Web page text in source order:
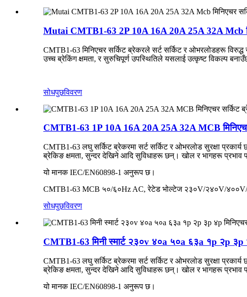
Mutai CMTB1-63 2P 10A 16A 20A 25A 32A Mcb
CMTB1-63 मिनिएचर सर्किट ब्रेकरले सर्ट सर्किट र ओभरलोडहरू विरुद्ध
उच्च ब्रेकिंग क्षमता, र सुरुचिपूर्ण उपस्थितिले यसलाई उत्कृष्ट विकल्प
सोधपुछविवरण
CMTB1-63 1P 10A 16A 20A 25A 32A MCB
CMTB1-63 लघु सर्किट ब्रेकरमा सर्ट सर्किट र ओभरलोड सुरक्षा प्रकार्य
ब्रेकिङ क्षमता, सुन्दर देखिने आदि सुविधाहरू छन्। खोल र भागहरू प्रभाव
यो मानक IEC/EN60898-1 अनुरूप छ।
CMTB1-63 MCB ५०/६०Hz AC, रेटेड भोल्टेज २३०V/२४०V/४००V/
सोधपुछविवरण
CMTB1-63 मिनी स्मार्ट २३०v ४०a ५०a ६३a १p २p ३p
CMTB1-63 लघु सर्किट ब्रेकरमा सर्ट सर्किट र ओभरलोड सुरक्षा प्रकार्य
ब्रेकिङ क्षमता, सुन्दर देखिने आदि सुविधाहरू छन्। खोल र भागहरू प्रभाव
यो मानक IEC/EN60898-1 अनुरूप छ।